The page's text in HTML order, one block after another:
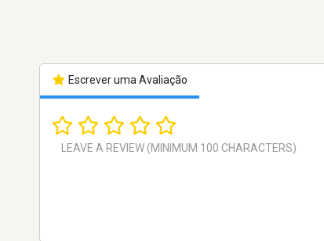
Escrever uma Avaliação